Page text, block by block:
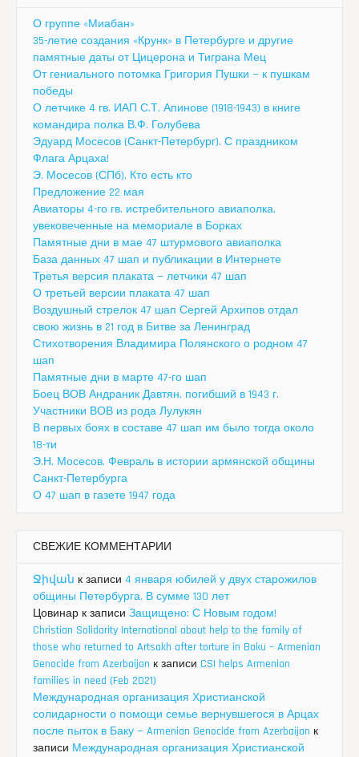
О группе «Миабан»
35-летие создания «Крунк» в Петербурге и другие
памятные даты от Цицерона и Тиграна Мец
От гениального потомка Григория Пушки — к пушкам
победы
О летчике 4 гв. ИАП С.Т. Апинове (1918-1943) в книге
командира полка В.Ф. Голубева
Эдуард Мосесов (Санкт-Петербург). С праздником
Флага Арцаха!
Э. Мосесов (СПб). Кто есть кто
Предложение 22 мая
Авиаторы 4-го гв. истребительного авиаполка,
увековеченные на мемориале в Борках
Памятные дни в мае 47 штурмового авиаполка
База данных 47 шап и публикации в Интернете
Третья версия плаката — летчики 47 шап
О третьей версии плаката 47 шап
Воздушный стрелок 47 шап Сергей Архипов отдал
свою жизнь в 21 год в Битве за Ленинград
Стихотворения Владимира Полянского о родном 47
шап
Памятные дни в марте 47-го шап
Боец ВОВ Андраник Давтян, погибший в 1943 г.
Участники ВОВ из рода Лулукян
В первых боях в составе 47 шап им было тогда около
18-ти
Э.Н. Мосесов. Февраль в истории армянской общины
Санкт-Петербурга
О 47 шап в газете 1947 года
СВЕЖИЕ КОММЕНТАРИИ
Ջիվան к записи 4 января юбилей у двух старожилов
общины Петербурга. В сумме 130 лет
Цовинар к записи Защищено: С Новым годом!
Christian Solidarity International about help to the family of
those who returned to Artsakh after torture in Baku – Armenian
Genocide from Azerbaijan к записи CSI helps Armenian
families in need (Feb 2021)
Международная организация Христианской
солидарности о помощи семье вернувшегося в Арцах
после пыток в Баку — Armenian Genocide from Azerbaijan к
записи Международная организация Христианской